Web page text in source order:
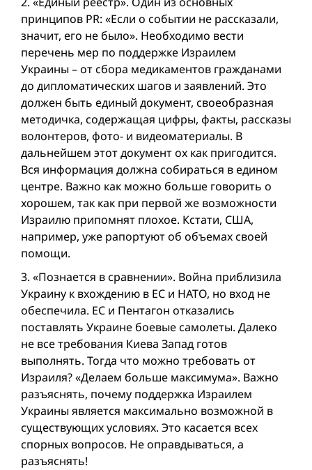
принципов PR: «Если о событии не рассказали,
значит, его не было». Необходимо вести
перечень мер по поддержке Израилем
Украины – от сбора медикаментов гражданами
до дипломатических шагов и заявлений. Это
должен быть единый документ, своеобразная
методичка, содержащая цифры, факты, рассказы
волонтеров, фото- и видеоматериалы. В
дальнейшем этот документ ох как пригодится.
Вся информация должна собираться в едином
центре. Важно как можно больше говорить о
хорошем, так как при первой же возможности
Израилю припомнят плохое. Кстати, США,
например, уже рапортуют об объемах своей
помощи.
3. «Познается в сравнении». Вой­на приблизила
Украину к вхождению в ЕС и НАТО, но вход не
обеспечила. ЕС и Пентагон отказались
поставлять Украине боевые самолеты. Далеко
не все требования Киева Запад готов
выполнять. Тогда что можно требовать от
Израиля? «Делаем больше максимума». Важно
разъяснять, почему поддержка Израилем
Украины является максимально возможной в
существующих условиях. Это касается всех
спорных вопросов. Не оправдываться, а
разъяснять!